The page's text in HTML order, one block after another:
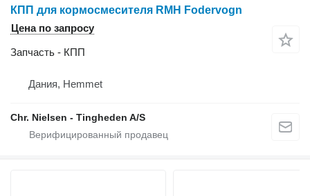
КПП для кормосмесителя RMH Fodervogn
Цена по запросу
Запчасть - КПП
Дания, Hemmet
Chr. Nielsen - Tingheden A/S